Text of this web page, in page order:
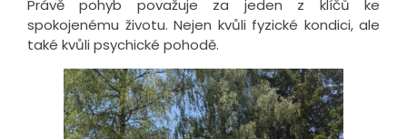
Právě pohyb považuje za jeden z klíčů ke
spokojenému životu. Nejen kvůli fyzické kondici, ale
také kvůli psychické pohodě.